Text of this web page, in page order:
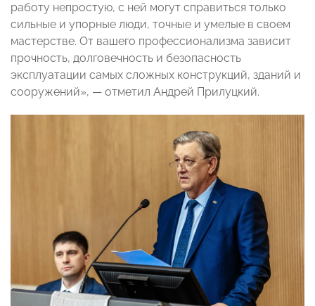
работу непростую, с ней могут справиться только
сильные и упорные люди, точные и умелые в своем
мастерстве. От вашего профессионализма зависит
прочность, долговечность и безопасность
эксплуатации самых сложных конструкций, зданий и
сооружений», — отметил Андрей Прилуцкий.